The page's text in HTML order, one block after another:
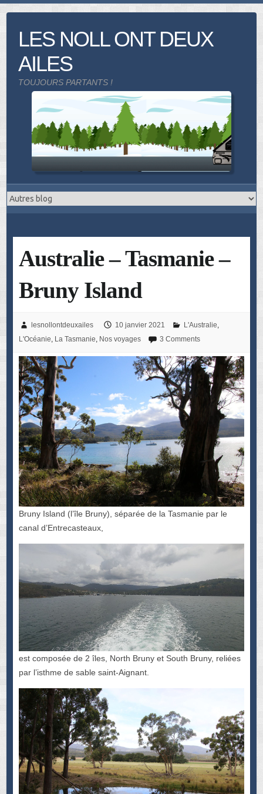
LES NOLL ONT DEUX
AILES
TOUJOURS PARTANTS !
Australie – Tasmanie –
Bruny Island
lesnollontdeuxailes 10 janvier 2021 L'Australie
L'Océanie La Tasmanie Nos voyages 3 Comments
Bruny Island (l’île Bruny), séparée de la Tasmanie par le
canal d’Entrecasteaux,
est composée de 2 îles, North Bruny et South Bruny, reliées
par l’isthme de sable saint-Aignant.